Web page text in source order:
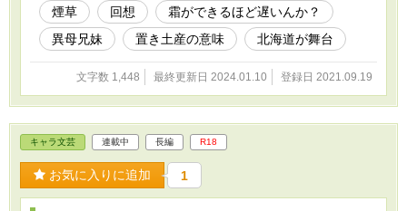
煙草 回想
霜ができるほど遅いんか？
異母兄妹
置き土産の意味 北海道が舞台
文字数 1,448 最終更新日 2024.01.10 登録日 2021.09.19
キャラ文芸 連載中 長編 R18
お気に入りに追加 1